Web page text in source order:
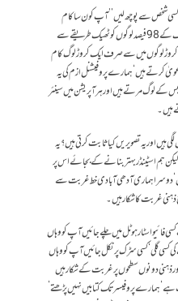
شخص سے پوچھ لیں ’’آپ کون سا کام
آنکھیں بند کر کے کر سکتے ہیں؟‘‘ میرا دعویٰ ہے ملک کے 98 فیصد لوگوں کو ٹھیک طریقے سے
آنکھیں بھی بند کرنا نہیں آتی ہوں گی‘ ملک کے 21 کروڑ لوگوں میں سے صرف ایک کروڑ لوگ کام
کرتے ہیں‘ہمارے پروفیشنل ازم کی یہ
لوگ مرتے ہیں اور ہر آپریشن میں سینئر
ہیں۔
اور یہ تصویریں کیا ثابت کرتی ہیں؟ یہ
ہم اسٹینڈر بہتر بنانے کے بجائے اس پر
دوسرا ہماری آدھی آبادی خط غربت سے
غربت کا شکار ہیں۔
فائیو اسٹار ہوٹل میں چلے جائیں آپ کو وہاں
گلی‘ کسی سڑک پر نکل جائیں آپ کو وہاں
ذہنی دونوں سطحوں پر غربت کے شکار ہیں
ہے‘ ہمارے پروفیسر تک کتابیں نہیں پڑھتے‘